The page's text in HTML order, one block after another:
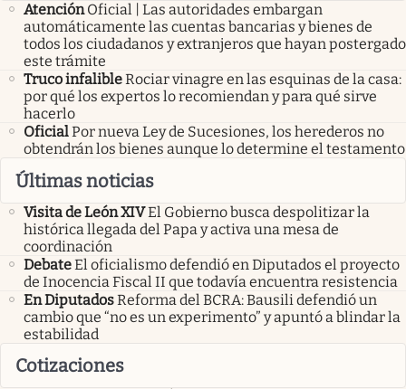
Atención Oficial | Las autoridades embargan
automáticamente las cuentas bancarias y bienes de
todos los ciudadanos y extranjeros que hayan postergado
este trámite
Truco infalibleRociar vinagre en las esquinas de la casa:
por qué los expertos lo recomiendan y para qué sirve
hacerlo
OficialPor nueva Ley de Sucesiones, los herederos no
obtendrán los bienes aunque lo determine el testamento
Últimas noticias
Visita de León XIVEl Gobierno busca despolitizar la
histórica llegada del Papa y activa una mesa de
coordinación
DebateEl oficialismo defendió en Diputados el proyecto
de Inocencia Fiscal II que todavía encuentra resistencia
En DiputadosReforma del BCRA: Bausili defendió un
cambio que “no es un experimento” y apuntó a blindar la
estabilidad
Cotizaciones